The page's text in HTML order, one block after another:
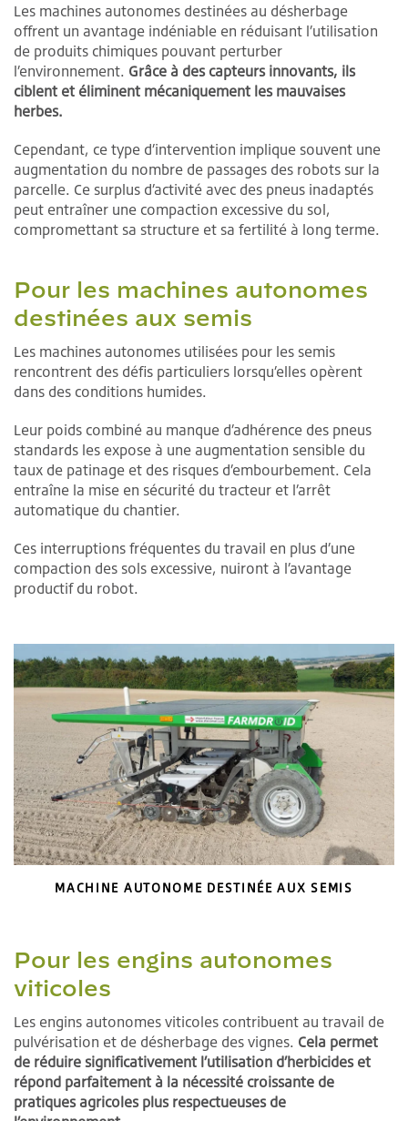
Les machines autonomes destinées au désherbage
offrent un avantage indéniable en réduisant l’utilisation
de produits chimiques pouvant perturber
l’environnement. Grâce à des capteurs innovants, ils
ciblent et éliminent mécaniquement les mauvaises
herbes.
Cependant, ce type d’intervention implique souvent une
augmentation du nombre de passages des robots sur la
parcelle. Ce surplus d’activité avec des pneus inadaptés
peut entraîner une compaction excessive du sol,
compromettant sa structure et sa fertilité à long terme.
Pour les machines autonomes
destinées aux semis
Les machines autonomes utilisées pour les semis
rencontrent des défis particuliers lorsqu’elles opèrent
dans des conditions humides.
Leur poids combiné au manque d’adhérence des pneus
standards les expose à une augmentation sensible du
taux de patinage et des risques d’embourbement. Cela
entraîne la mise en sécurité du tracteur et l’arrêt
automatique du chantier.
Ces interruptions fréquentes du travail en plus d’une
compaction des sols excessive, nuiront à l’avantage
productif du robot.
MACHINE AUTONOME DESTINÉE AUX SEMIS
Pour les engins autonomes
viticoles
Les engins autonomes viticoles contribuent au travail de
pulvérisation et de désherbage des vignes. Cela permet
de réduire significativement l’utilisation d’herbicides et
répond parfaitement à la nécessité croissante de
pratiques agricoles plus respectueuses de